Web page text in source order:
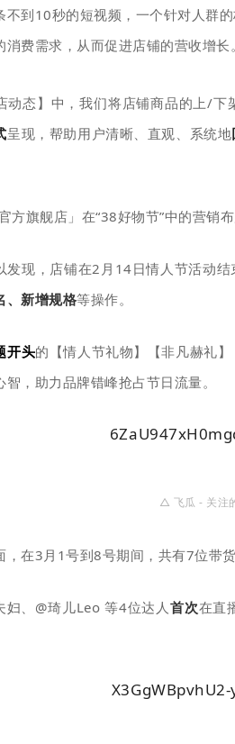
不到10秒的短视频，一个针对人群
消费需求，从而促进店铺的营收增长
动态】中，我们将店铺商品的上/
呈现，帮助用户清晰、直观、系统地
方旗舰店」在“38好物节”中的营销
发现，店铺在2月14日情人节活动
、新增规格等操作。
开头的【情人节礼物】【非凡赫礼
，助力品牌错峰抢占节日流量。
△ 飞瓜 - 关注
，在3月1号到8号期间，共有7位带
妇、@琦儿Leo 等4位达人首次在直